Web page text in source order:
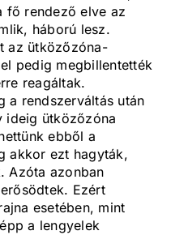
fő rendező elve az
háború lesz.
az ütközőzóna-
pedig megbillentették
reagáltak.
a rendszerváltás után
ideig ütközőzóna
ebből a
akkor ezt hagyták,
Azóta azonban
Ezért
esetében, mint
a lengyelek